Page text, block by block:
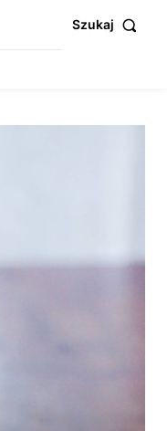
Szukaj